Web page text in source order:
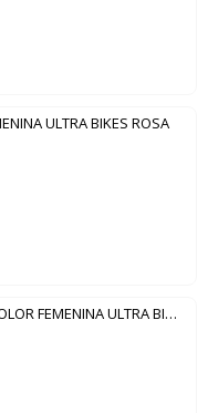
ULTRA BIKES ROSA
BICICLETA ARO 26 BICOLOR FEMENINA ULTRA BIKES ROSA | BLANCO